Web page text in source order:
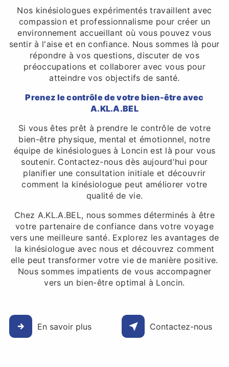
Nos kinésiologues expérimentés travaillent avec
compassion et professionnalisme pour créer un
environnement accueillant où vous pouvez vous
sentir à l'aise et en confiance. Nous sommes là pour
répondre à vos questions, discuter de vos
préoccupations et collaborer avec vous pour
atteindre vos objectifs de santé.
Prenez le contrôle de votre bien-être avec
A.KL.A.BEL
Si vous êtes prêt à prendre le contrôle de votre
bien-être physique, mental et émotionnel, notre
équipe de kinésiologues à Loncin est là pour vous
soutenir. Contactez-nous dès aujourd'hui pour
planifier une consultation initiale et découvrir
comment la kinésiologue peut améliorer votre
qualité de vie.
Chez A.KL.A.BEL, nous sommes déterminés à être
votre partenaire de confiance dans votre voyage
vers une meilleure santé. Explorez les avantages de
la kinésiologue avec nous et découvrez comment
elle peut transformer votre vie de manière positive.
Nous sommes impatients de vous accompagner
vers un bien-être optimal à Loncin.
En savoir plus Contactez-nous